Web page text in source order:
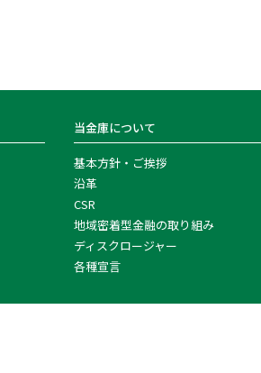
当金庫について
基本方針・ご挨拶
沿革
CSR
地域密着型金融の取り組み
ディスクロージャー
各種宣言